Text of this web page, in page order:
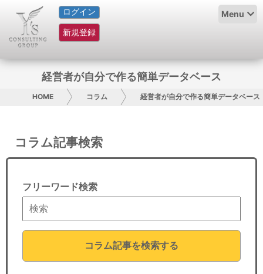
ログイン
新規登録
Menu
HOME
サービス紹介
グループ概要
日本人にPR
コンサルティング
経営者が自分で作る簡単データベース
HOME コラム 経営者が自分で作る簡単データベース
コラム記事検索
フリーワード検索
コラム記事を検索する